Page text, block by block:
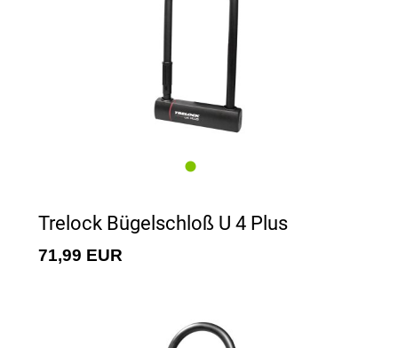
Trelock Bügelschloß U 4 Plus
71,99 EUR